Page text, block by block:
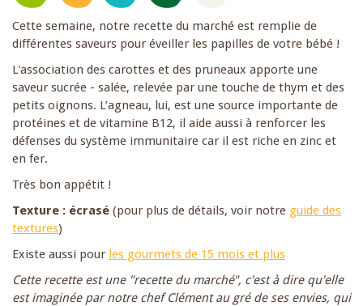
Cette semaine, notre recette du marché est remplie de
différentes saveurs pour éveiller les papilles de votre bébé !
L'association des carottes et des pruneaux apporte une
saveur sucrée - salée, relevée par une touche de thym et des
petits oignons. L’agneau, lui, est une source importante de
protéines et de vitamine B12, il aide aussi à renforcer les
défenses du système immunitaire car il est riche en zinc et
en fer.
Très bon appétit !
Texture : écrasé (pour plus de détails, voir notre guide des
textures)
Existe aussi pour les gourmets de 15 mois et plus
Cette recette est une "recette du marché", c'est à dire qu'elle
est imaginée par notre chef Clément au gré de ses envies, qui